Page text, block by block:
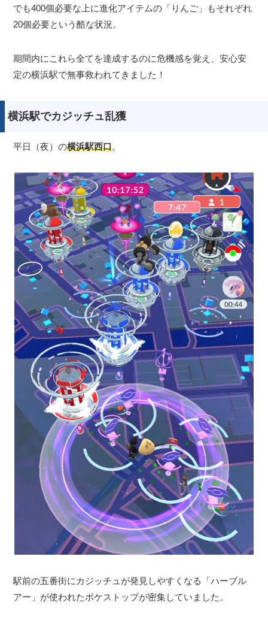
でも400個必要な上に進化アイテムの「りんご」もそれぞれ
20個必要という酷な状況。
期間内にこれら全てを達成するのに危機感を覚え、安心安
定の横浜駅で無事救われてきました！
横浜駅でカジッチュ乱獲
平日（夜）の横浜駅西口。
駅前の五番街にカジッチュが発見しやすくなる「ハーブル
アー」が使われたポケストップが密集していました。